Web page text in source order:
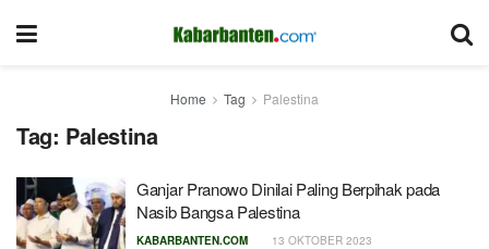
Home Tag Palestina
Tag: Palestina
Ganjar Pranowo Dinilai Paling Berpihak pada
Nasib Bangsa Palestina
KABARBANTEN.COM 13 OKTOBER 2023